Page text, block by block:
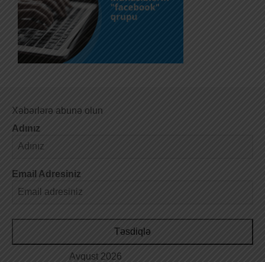
Xəbərlərə abunə olun
Adınız
Email Adresiniz
Təsdiqlə
Avqust 2026